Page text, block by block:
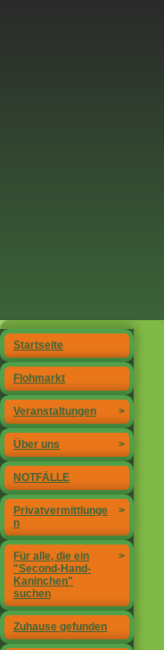
Startseite
Flohmarkt
>
Veranstaltungen
>
Über uns
NOTFÄLLE
>
Privatvermittlunge
n
>
Für alle, die ein
"Second-Hand-
Kaninchen"
suchen
Zuhause gefunden